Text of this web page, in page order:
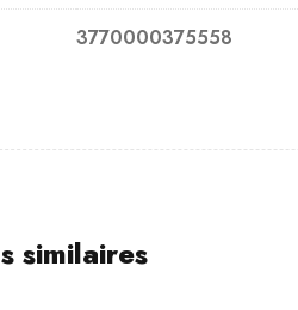
3770000375558
similaires